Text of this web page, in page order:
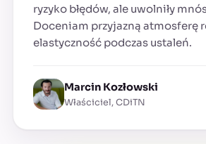
ryzyko błędów, ale uwolniły
Doceniam przyjazną atmosferę
elastyczność podczas ustaleń.
Marcin Kozłowski
Właściciel, CDiTN